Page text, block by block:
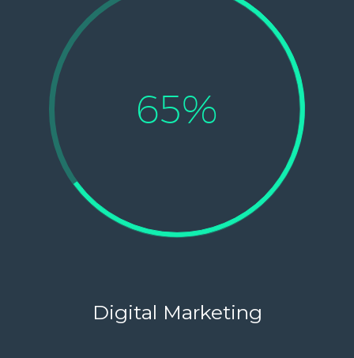
65%
Digital Marketing